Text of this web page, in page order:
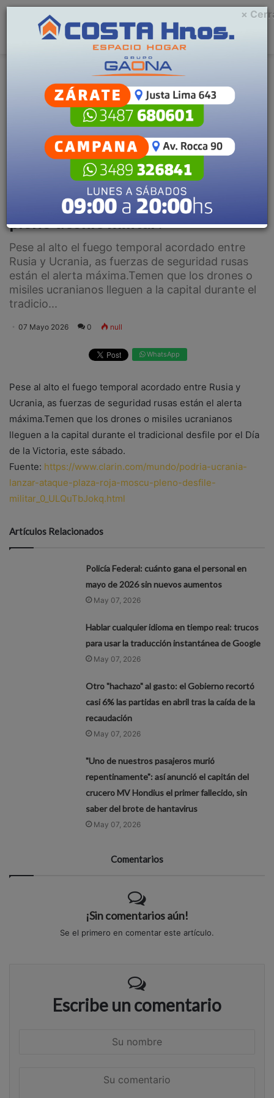
Menu
Generales Escuchar artículo
¿Podría Ucrania lanzar un ataque
en la Plaza Roja de Moscú en
pleno desfile militar?
Pese al alto el fuego temporal acordado entre
Rusia y Ucrania, as fuerzas de seguridad rusas
están el alerta máxima.Temen que los drones o
misiles ucranianos lleguen a la capital durante el
tradicio...
07 Mayo 2026 0 null
WhatsApp
Pese al alto el fuego temporal acordado entre Rusia y
Ucrania, as fuerzas de seguridad rusas están el alerta
máxima.Temen que los drones o misiles ucranianos
lleguen a la capital durante el tradicional desfile por el Día
de la Victoria, este sábado.
Fuente: https://www.clarin.com/mundo/podria-ucrania-
lanzar-ataque-plaza-roja-moscu-pleno-desfile-
militar_0_ULQuTbJokq.html
Artículos Relacionados
Policía Federal: cuánto gana el personal en
mayo de 2026 sin nuevos aumentos
May 07, 2026
Hablar cualquier idioma en tiempo real: trucos
para usar la traducción instantánea de Google
May 07, 2026
Otro "hachazo" al gasto: el Gobierno recortó
casi 6% las partidas en abril tras la caída de la
recaudación
May 07, 2026
"Uno de nuestros pasajeros murió
repentinamente": así anunció el capitán del
crucero MV Hondius el primer fallecido, sin
saber del brote de hantavirus
May 07, 2026
Comentarios
¡Sin comentarios aún!
Se el primero en comentar este artículo.
Escribe un comentario
×